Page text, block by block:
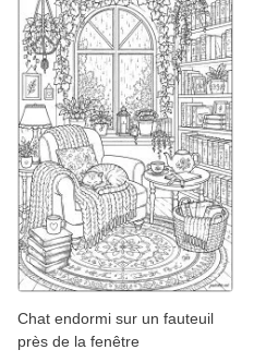
Chat endormi sur un fauteuil
près de la fenêtre